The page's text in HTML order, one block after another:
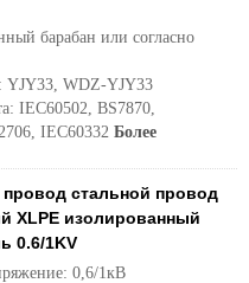
барабан или согласно
YJY33, WDZ-YJY33
IEC60502, BS7870,
IEC60332 Более
стальной провод
XLPE изолированный
0.6/1KV
0,6/1кВ